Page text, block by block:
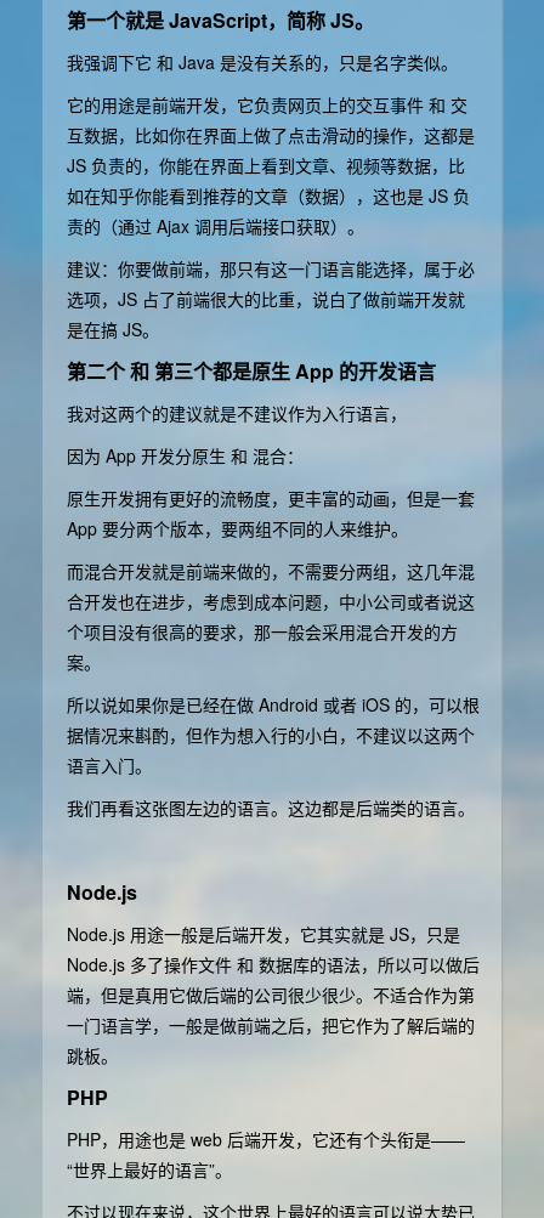
第一个就是 JavaScript，简称 JS。
我强调下它 和 Java 是没有关系的，只是名字类似。
它的用途是前端开发，它负责网页上的交互事件 和 交
互数据，比如你在界面上做了点击滑动的操作，这都是
JS 负责的，你能在界面上看到文章、视频等数据，比
如在知乎你能看到推荐的文章（数据），这也是 JS 负
责的（通过 Ajax 调用后端接口获取）。
建议：你要做前端，那只有这一门语言能选择，属于必
选项，JS 占了前端很大的比重，说白了做前端开发就
是在搞 JS。
第二个 和 第三个都是原生 App 的开发语言
我对这两个的建议就是不建议作为入行语言，
因为 App 开发分原生 和 混合：
原生开发拥有更好的流畅度，更丰富的动画，但是一套
App 要分两个版本，要两组不同的人来维护。
而混合开发就是前端来做的，不需要分两组，这几年混
合开发也在进步，考虑到成本问题，中小公司或者说这
个项目没有很高的要求，那一般会采用混合开发的方
案。
所以说如果你是已经在做 Android 或者 iOS 的，可以根
据情况来斟酌，但作为想入行的小白，不建议以这两个
语言入门。
我们再看这张图左边的语言。这边都是后端类的语言。
Node.js
Node.js 用途一般是后端开发，它其实就是 JS，只是
Node.js 多了操作文件 和 数据库的语法，所以可以做后
端，但是真用它做后端的公司很少很少。不适合作为第
一门语言学，一般是做前端之后，把它作为了解后端的
跳板。
PHP
PHP，用途也是 web 后端开发，它还有个头衔是——
“世界上最好的语言”。
不过以现在来说，这个世界上最好的语言可以说大势已